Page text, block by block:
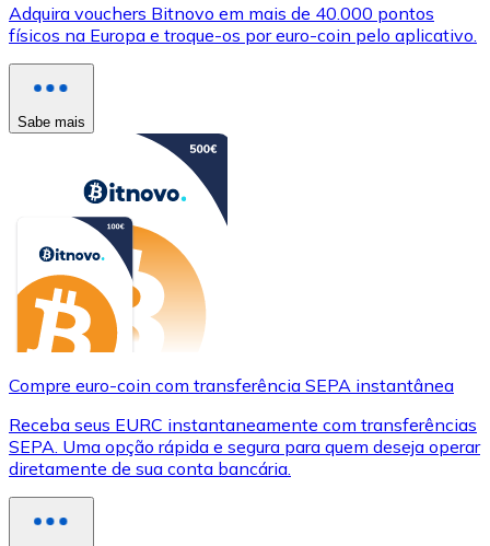
Adquira vouchers Bitnovo em mais de 40.000 pontos
físicos na Europa e troque-os por euro-coin pelo aplicativo.
Sabe mais
Compre euro-coin com transferência SEPA instantânea
Receba seus EURC instantaneamente com transferências
SEPA. Uma opção rápida e segura para quem deseja operar
diretamente de sua conta bancária.